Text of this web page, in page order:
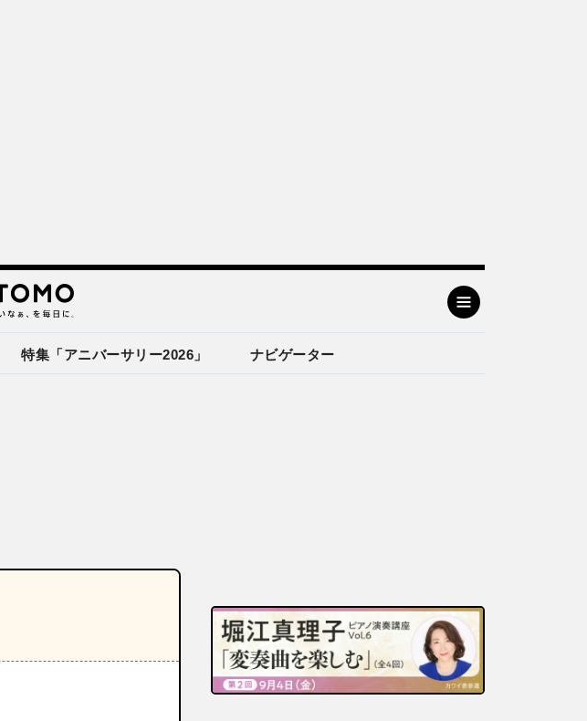
特集「アニバーサリー2026」 ナビゲーター